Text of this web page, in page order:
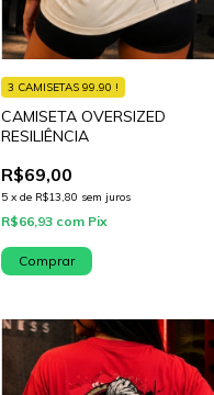
CAMISETA OVERSIZED
RESILIÊNCIA
R$69,00
5 xde R$13,80 sem juros
3 CAMISETAS 99.90 !
R$66,93 com Pix
Comprar